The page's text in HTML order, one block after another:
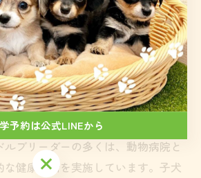
健康状態も見ておくことで、将来
予測しやすくなります。見学時に
なく親犬の対応や犬舎全体の雰囲
。
断体制と安心要素
ブリーダーの多くは、動物病院と
健康診断を実施しています。子犬
予約は公式LINEから
予約は公式LINEから